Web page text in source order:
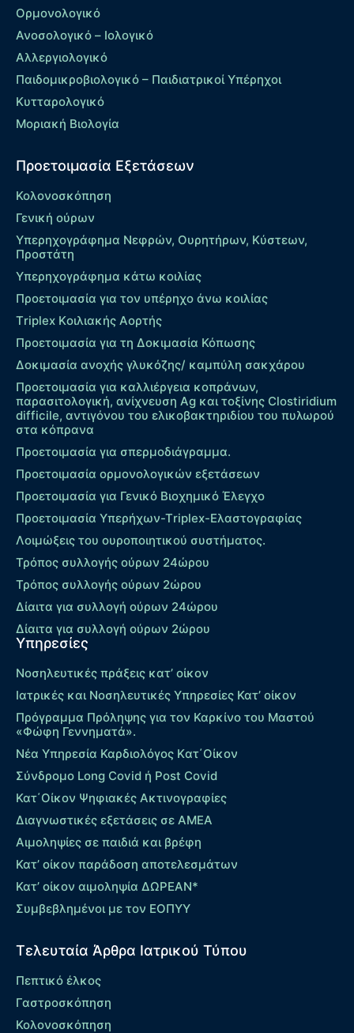
Ορμονολογικό
Ανοσολογικό – Ιολογικό
Αλλεργιολογικό
Παιδομικροβιολογικό – Παιδιατρικοί Υπέρηχοι
Κυτταρολογικό
Μοριακή Βιολογία
Προετοιμασία Εξετάσεων
Κολονοσκόπηση
Γενική ούρων
Υπερηχογράφημα Νεφρών, Ουρητήρων, Κύστεων,
Προστάτη
Υπερηχογράφημα κάτω κοιλίας
Προετοιμασία για τον υπέρηχο άνω κοιλίας
Τriplex Kοιλιακής Αορτής
Προετοιμασία για τη Δοκιμασία Κόπωσης
Δοκιμασία ανοχής γλυκόζης/ καμπύλη σακχάρου
Προετοιμασία για καλλιέργεια κοπράνων,
παρασιτολογική, ανίχνευση Ag και τοξίνης Clostiridium
difficile, αντιγόνου του ελικοβακτηριδίου του πυλωρού
στα κόπρανα
Προετοιμασία για σπερμοδιάγραμμα.
Προετοιμασία ορμονολογικών εξετάσεων
Προετοιμασία για Γενικό Βιοχημικό Έλεγχο
Προετοιμασία Υπερήχων-Τriplex-Ελαστογραφίας
Λοιμώξεις του ουροποιητικού συστήματος.
Τρόπος συλλογής ούρων 24ώρου
Τρόπος συλλογής ούρων 2ώρου
Δίαιτα για συλλογή ούρων 24ώρου
Δίαιτα για συλλογή ούρων 2ώρου
Υπηρεσίες
Νοσηλευτικές πράξεις κατ’ οίκον
Ιατρικές και Νοσηλευτικές Υπηρεσίες Κατ’ οίκον
Πρόγραμμα Πρόληψης για τον Καρκίνο του Μαστού
«Φώφη Γεννηματά».
Νέα Υπηρεσία Καρδιολόγος Kατ΄Οίκον
Σύνδρομο Long Covid ή Post Covid
Κατ΄Οίκον Ψηφιακές Ακτινογραφίες
Διαγνωστικές εξετάσεις σε ΑΜΕΑ
Αιμοληψίες σε παιδιά και βρέφη
Κατ’ οίκον παράδοση αποτελεσμάτων
Κατ’ οίκον αιμοληψία ΔΩΡΕΑΝ*
Συμβεβλημένοι με τον ΕΟΠΥΥ
Τελευταία Άρθρα Ιατρικού Τύπου
Πεπτικό έλκος
Γαστροσκόπηση
Κολονοσκόπηση